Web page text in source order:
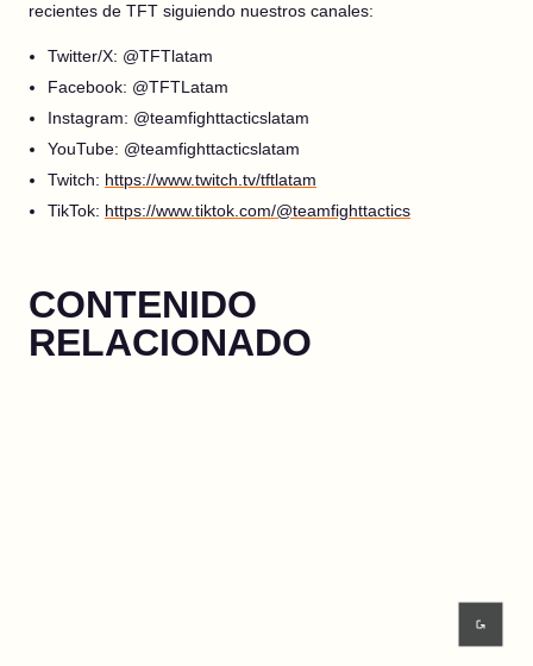
recientes de TFT siguiendo nuestros canales:
Twitter/X: @TFTlatam
Facebook: @TFTLatam
Instagram: @teamfighttacticslatam
YouTube: @teamfighttacticslatam
Twitch: https://www.twitch.tv/tftlatam
TikTok: https://www.tiktok.com/@teamfighttactics
CONTENIDO
RELACIONADO